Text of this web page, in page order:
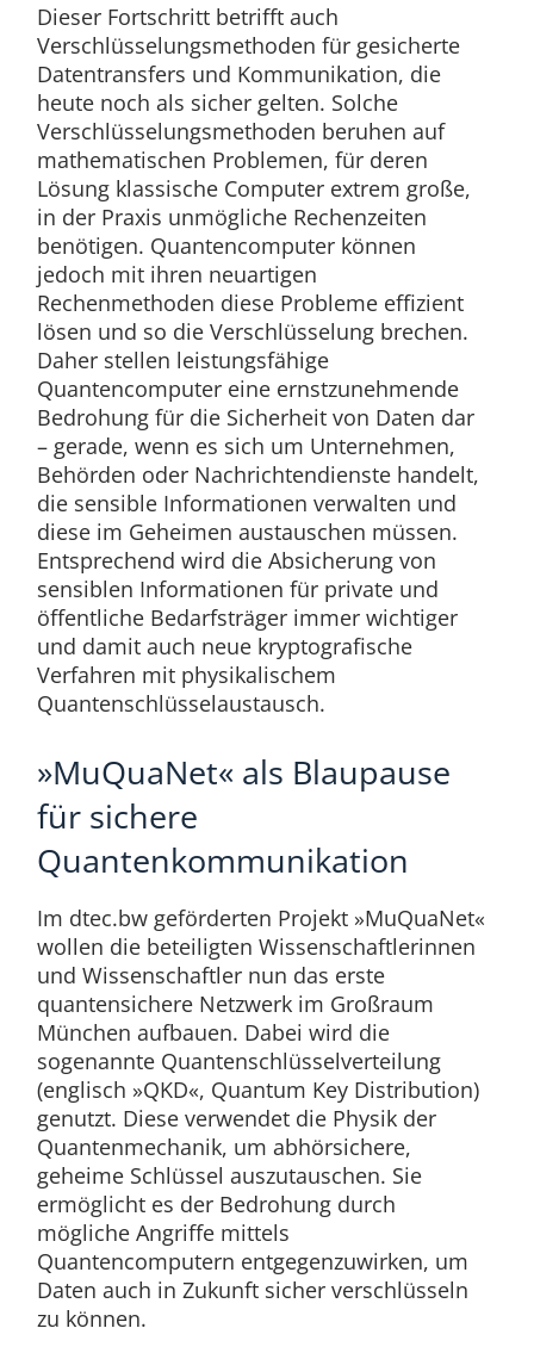
Dieser Fortschritt betrifft auch
Verschlüsselungsmethoden für gesicherte
Datentransfers und Kommunikation, die
heute noch als sicher gelten. Solche
Verschlüsselungsmethoden beruhen auf
mathematischen Problemen, für deren
Lösung klassische Computer extrem große,
in der Praxis unmögliche Rechenzeiten
benötigen. Quantencomputer können
jedoch mit ihren neuartigen
Rechenmethoden diese Probleme effizient
lösen und so die Verschlüsselung brechen.
Daher stellen leistungsfähige
Quantencomputer eine ernstzunehmende
Bedrohung für die Sicherheit von Daten dar
– gerade, wenn es sich um Unternehmen,
Behörden oder Nachrichtendienste handelt,
die sensible Informationen verwalten und
diese im Geheimen austauschen müssen.
Entsprechend wird die Absicherung von
sensiblen Informationen für private und
öffentliche Bedarfsträger immer wichtiger
und damit auch neue kryptografische
Verfahren mit physikalischem
Quantenschlüsselaustausch.
»MuQuaNet« als Blaupause
für sichere
Quantenkommunikation
Im dtec.bw geförderten Projekt »MuQuaNet«
wollen die beteiligten Wissenschaftlerinnen
und Wissenschaftler nun das erste
quantensichere Netzwerk im Großraum
München aufbauen. Dabei wird die
sogenannte Quantenschlüsselverteilung
(englisch »QKD«, Quantum Key Distribution)
genutzt. Diese verwendet die Physik der
Quantenmechanik, um abhörsichere,
geheime Schlüssel auszutauschen. Sie
ermöglicht es der Bedrohung durch
mögliche Angriffe mittels
Quantencomputern entgegenzuwirken, um
Daten auch in Zukunft sicher verschlüsseln
zu können.